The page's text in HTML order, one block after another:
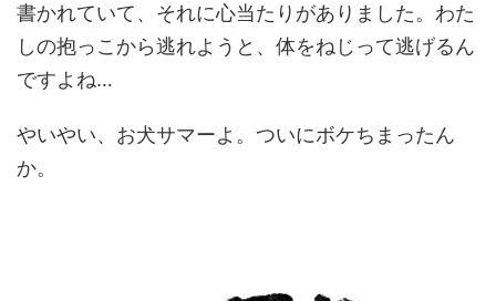
書かれていて、それに心当たりがありました。わた
しの抱っこから逃れようと、体をねじって逃げるん
ですよね…
やいやい、お犬サマーよ。ついにボケちまったん
か。